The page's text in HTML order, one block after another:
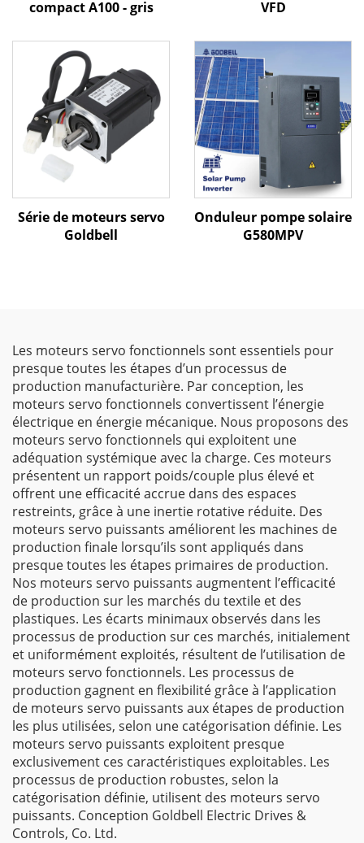
compact A100 - gris VFD
Série de moteurs servo
Goldbell
Onduleur pompe solaire
G580MPV
Les moteurs servo fonctionnels sont essentiels pour
presque toutes les étapes d’un processus de
production manufacturière. Par conception, les
moteurs servo fonctionnels convertissent l’énergie
électrique en énergie mécanique. Nous proposons des
moteurs servo fonctionnels qui exploitent une
adéquation systémique avec la charge. Ces moteurs
présentent un rapport poids/couple plus élevé et
offrent une efficacité accrue dans des espaces
restreints, grâce à une inertie rotative réduite. Des
moteurs servo puissants améliorent les machines de
production finale lorsqu’ils sont appliqués dans
presque toutes les étapes primaires de production.
Nos moteurs servo puissants augmentent l’efficacité
de production sur les marchés du textile et des
plastiques. Les écarts minimaux observés dans les
processus de production sur ces marchés, initialement
et uniformément exploités, résultent de l’utilisation de
moteurs servo fonctionnels. Les processus de
production gagnent en flexibilité grâce à l’application
de moteurs servo puissants aux étapes de production
les plus utilisées, selon une catégorisation définie. Les
moteurs servo puissants exploitent presque
exclusivement ces caractéristiques exploitables. Les
processus de production robustes, selon la
catégorisation définie, utilisent des moteurs servo
puissants. Conception Goldbell Electric Drives &
Controls, Co. Ltd.